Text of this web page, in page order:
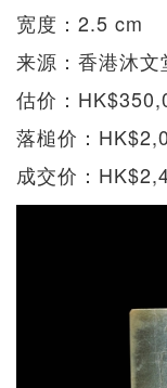
宽度：2.5 cm
来源：香港沐
估价：
落槌价：
成交价：